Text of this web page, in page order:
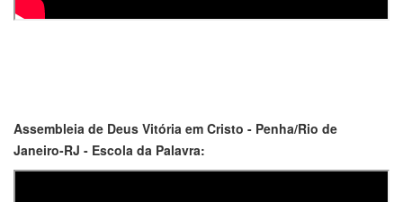
Assembleia de Deus Vitória em Cristo - Penha/Rio de
Janeiro-RJ - Escola da Palavra: